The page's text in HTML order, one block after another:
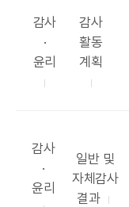
I
카
고
감사
·
윤리
공
표
목
감사
활동
계획
카
고
감사
·
윤리
공
표
목
일반 및
자체감사
결과